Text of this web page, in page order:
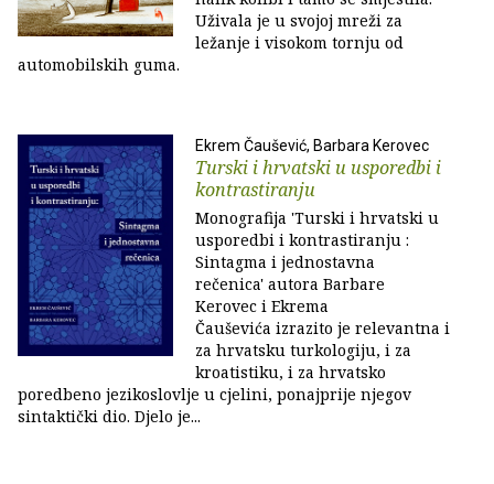
Uživala je u svojoj mreži za
ležanje i visokom tornju od
automobilskih guma.
Ekrem Čaušević, Barbara Kerovec
Turski i hrvatski u usporedbi i
kontrastiranju
Monografija 'Turski i hrvatski u
usporedbi i kontrastiranju :
Sintagma i jednostavna
rečenica' autora Barbare
Kerovec i Ekrema
Čauševića izrazito je relevantna i
za hrvatsku turkologiju, i za
kroatistiku, i za hrvatsko
poredbeno jezikoslovlje u cjelini, ponajprije njegov
sintaktički dio. Djelo je...